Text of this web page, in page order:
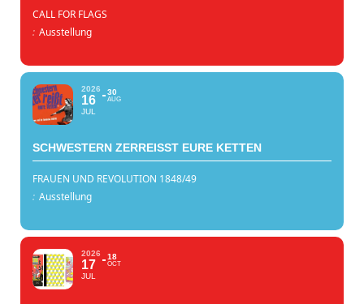
CALL FOR FLAGS
: Ausstellung
2026
16
JUL
30
AUG
SCHWESTERN ZERREISST EURE KETTEN
FRAUEN UND REVOLUTION 1848/49
: Ausstellung
2026
17
JUL
18
OCT